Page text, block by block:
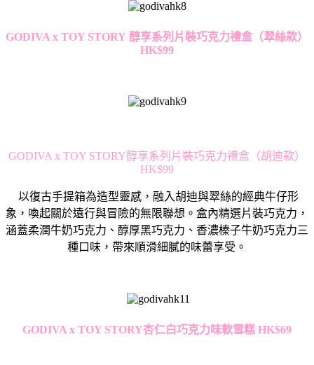
GODIVA x TOY STORY 醇享系列片裝巧克力禮盒（翠絲款）
HK$99
GODIVA x TOY STORY醇享系列片裝巧克力禮盒（胡迪款）
HK$99
以復古手提箱為造型靈感，融入胡迪與翠絲的經典牛仔形
象， 喚起關於遠行與冒險的無限聯想。盒內精選片裝巧克力，
涵蓋柔潤牛奶巧克力、醇厚黑巧克力、 香濃榛子牛奶巧克力三
種口味，帶來順滑細膩的味蕾享受。
GODIVA x TOY STORY杏仁白巧克力味軟雪糕 HK$69